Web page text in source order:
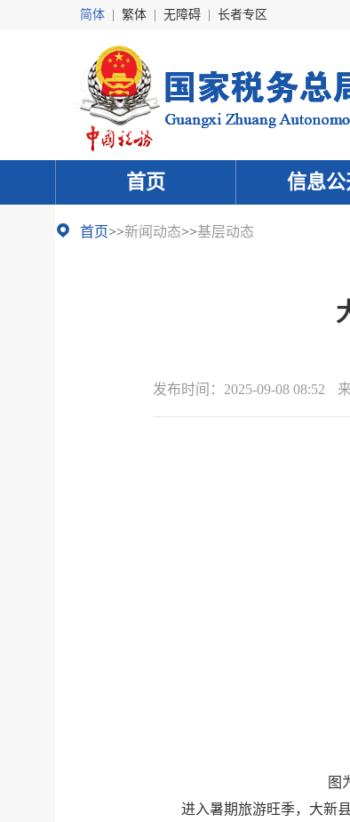
简体 繁体 无障碍 长者专区
首页 信息公
首页>>新闻动态>>基层动态
发布时间： 2025-09-08 08:52
图
进入暑期旅游旺季，大新